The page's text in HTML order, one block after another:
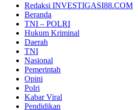
Redaksi INVESTIGASI88.COM
Beranda
TNI – POLRI
Hukum Kriminal
Daerah
TNI
Nasional
Pemerintah
Opini
Polri
Kabar Viral
Pendidikan